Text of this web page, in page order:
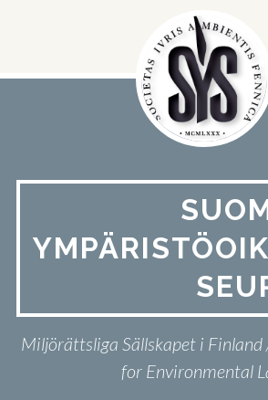
Miljörättsliga Sällskapet i
for Environmental